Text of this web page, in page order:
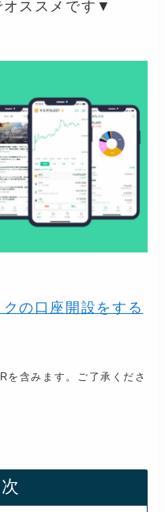
ススメです▼
の口座開設をする
含みます。ご了承くださ